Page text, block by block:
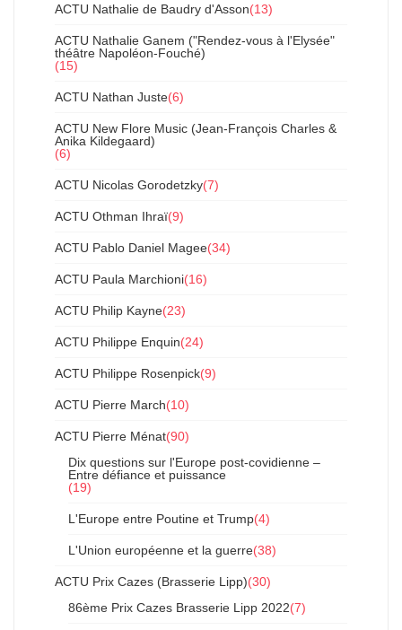
ACTU Nathalie de Baudry d'Asson(13)
ACTU Nathalie Ganem ("Rendez-vous à l'Elysée"
théâtre Napoléon-Fouché)
(15)
ACTU Nathan Juste(6)
ACTU New Flore Music (Jean-François Charles &
Anika Kildegaard)
(6)
ACTU Nicolas Gorodetzky(7)
ACTU Othman Ihraï(9)
ACTU Pablo Daniel Magee(34)
ACTU Paula Marchioni(16)
ACTU Philip Kayne(23)
ACTU Philippe Enquin(24)
ACTU Philippe Rosenpick(9)
ACTU Pierre March(10)
ACTU Pierre Ménat(90)
Dix questions sur l'Europe post-covidienne –
Entre défiance et puissance
(19)
L'Europe entre Poutine et Trump(4)
L'Union européenne et la guerre(38)
ACTU Prix Cazes (Brasserie Lipp)(30)
86ème Prix Cazes Brasserie Lipp 2022(7)